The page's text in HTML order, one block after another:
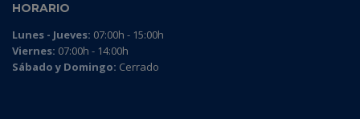
HORARIO
Lunes - Jueves: 07:00h - 15:00h
Viernes: 07:00h - 14:00h
Sábado y Domingo: Cerrado